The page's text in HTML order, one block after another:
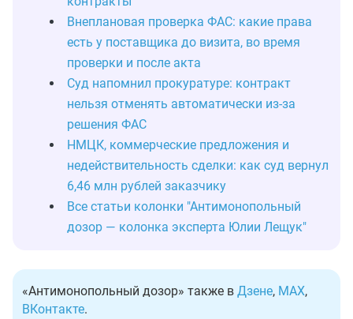
Внеплановая проверка ФАС: какие права
есть у поставщика до визита, во время
проверки и после акта
Суд напомнил прокуратуре: контракт
нельзя отменять автоматически из-за
решения ФАС
НМЦК, коммерческие предложения и
недействительность сделки: как суд вернул
6,46 млн рублей заказчику
Все статьи колонки "Антимонопольный
дозор — колонка эксперта Юлии Лещук"
«Антимонопольный дозор» также в Дзене, MAX,
ВКонтакте.